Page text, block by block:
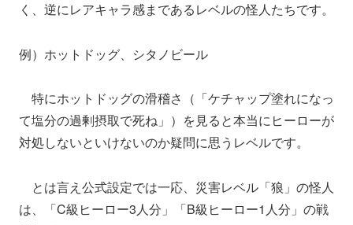
く、逆にレアキャラ感まであるレベルの怪人たちです。
例）ホットドッグ、シタノビール
特にホットドッグの滑稽さ（「ケチャップ塗れになっ
て塩分の過剰摂取で死ね」）を見ると本当にヒーローが
対処しないといけないのか疑問に思うレベルです。
とは言え公式設定では一応、災害レベル「狼」の怪人
は、「C級ヒーロー3人分」「B級ヒーロー1人分」の戦